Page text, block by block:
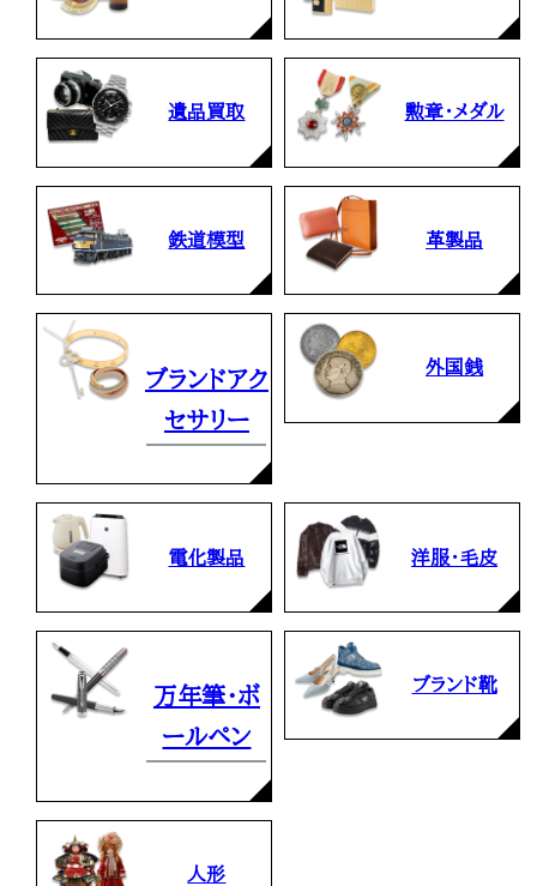
遺品買取 勲章・メダル
鉄道模型 革製品
ブランドアク
セサリー
外国銭
電化製品 洋服・毛皮
万年筆・ボ
ールペン
ブランド靴
人形